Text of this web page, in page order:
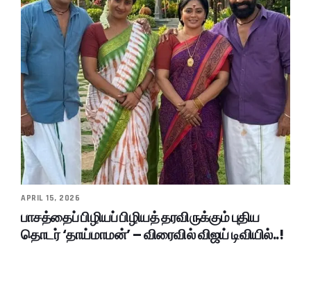
APRIL 15, 2026
பாசத்தைப் பிழியப் பிழியத் தரவிருக்கும் புதிய
தொடர் ‘தாய்மாமன்’ – விரைவில் விஜய் டிவியில்..!